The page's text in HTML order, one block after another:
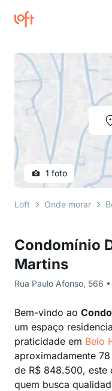
Condomínio
Martins
Rua Paulo Afonso, 566
Bem-vindo ao
um espaço
praticidade em Belo
aproximadamente
de R$ 848.500, este
quem busca
1 foto
Loft Onde morar